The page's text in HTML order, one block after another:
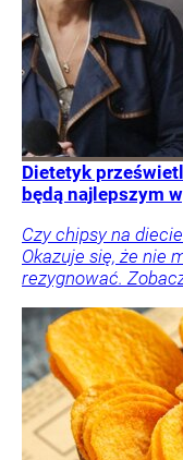
Dietetyk
będą najlepszym
Czy chipsy na
Okazuje się, że nie
rezygnować.